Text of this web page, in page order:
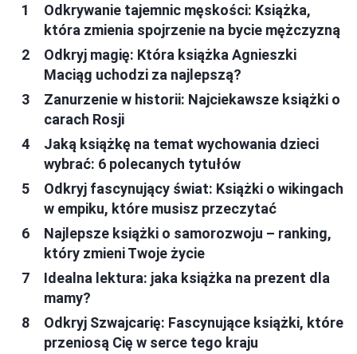
Odkrywanie tajemnic męskości: Książka,
która zmienia spojrzenie na bycie mężczyzną
Odkryj magię: Która książka Agnieszki
Maciąg uchodzi za najlepszą?
Zanurzenie w historii: Najciekawsze książki o
carach Rosji
Jaką książkę na temat wychowania dzieci
wybrać: 6 polecanych tytułów
Odkryj fascynujący świat: Książki o wikingach
w empiku, które musisz przeczytać
Najlepsze książki o samorozwoju – ranking,
który zmieni Twoje życie
Idealna lektura: jaka książka na prezent dla
mamy?
Odkryj Szwajcarię: Fascynujące książki, które
przeniosą Cię w serce tego kraju